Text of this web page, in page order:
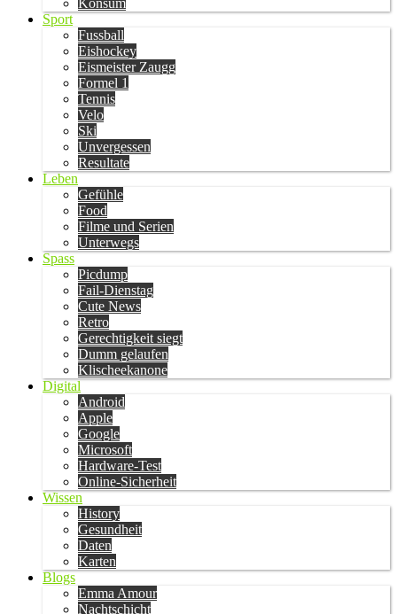
Konsum
Sport
Fussball
Eishockey
Eismeister Zaugg
Formel 1
Tennis
Velo
Ski
Unvergessen
Resultate
Leben
Gefühle
Food
Filme und Serien
Unterwegs
Spass
Picdump
Fail-Dienstag
Cute News
Retro
Gerechtigkeit siegt
Dumm gelaufen
Klischeekanone
Digital
Android
Apple
Google
Microsoft
Hardware-Test
Online-Sicherheit
Wissen
History
Gesundheit
Daten
Karten
Blogs
Emma Amour
Nachtschicht